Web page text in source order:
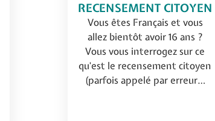
RECENSEMENT CITOYEN
Vous êtes Français et vous
allez bientôt avoir 16 ans ?
Vous vous interrogez sur ce
qu'est le recensement citoyen
(parfois appelé par erreur…